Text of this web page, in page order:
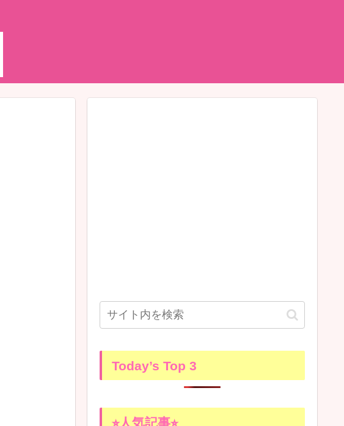
Today’s Top 3
⭐︎人気記事⭐︎